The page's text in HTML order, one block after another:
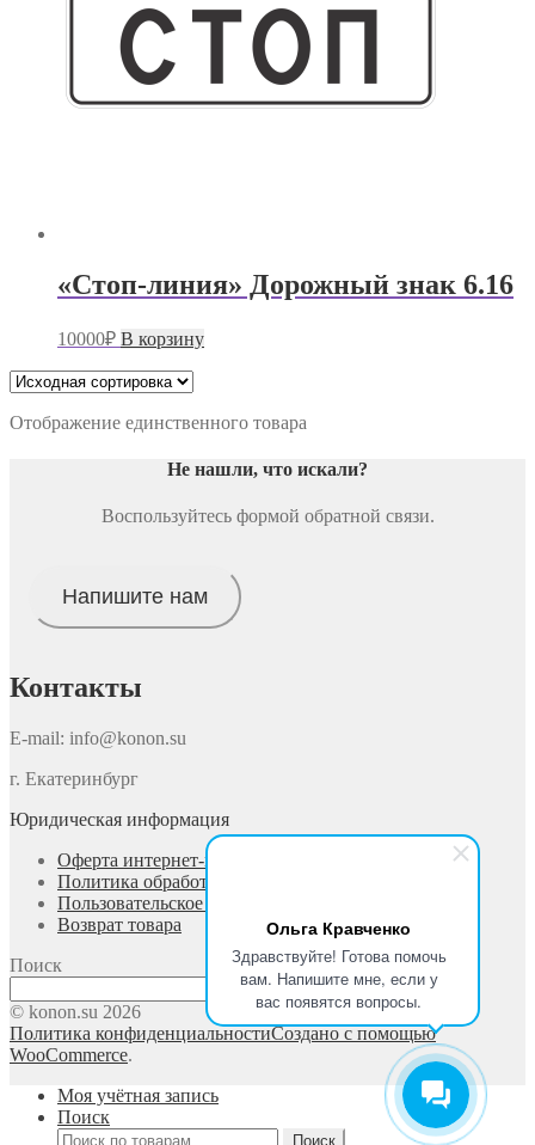
Ольга Кравченко
Здравствуйте! Готова помочь
вам. Напишите мне, если у
вас появятся вопросы.
«Стоп-линия» Дорожный знак 6.16
10000₽ В корзину
Отображение единственного товара
Не нашли, что искали?
Воспользуйтесь формой обратной связи.
Напишите нам
Контакты
E-mail: info@konon.su
г. Екатеринбург
Юридическая информация
Оферта интернет-магазина
Политика обработки персональных данных
Пользовательское соглашение
Возврат товара
Поиск
Поиск
© konon.su 2026
Политика конфиденциальностиСоздано с помощью
WooCommerce.
Моя учётная запись
Поиск
Искать:
Поиск